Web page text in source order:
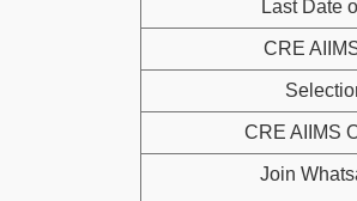
Last Date
CRE
CRE AIIMS
Join